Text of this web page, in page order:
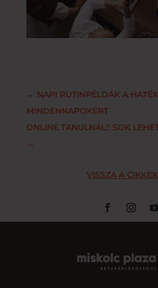
← NAPI RUTINPÉLDÁK A
MINDENNAPOKÉRT
ONLINE TANULNÁL? SOK
→
VISSZA A